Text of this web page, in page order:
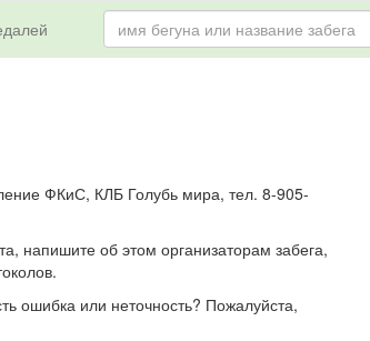
ФКиС, КЛБ Голубь мира, тел. 8-905-
напишите об этом организаторам забега,
ошибка или неточность? Пожалуйста,